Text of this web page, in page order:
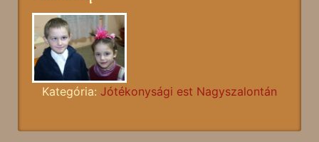
Kategória: Jótékonysági est Nagyszalontán